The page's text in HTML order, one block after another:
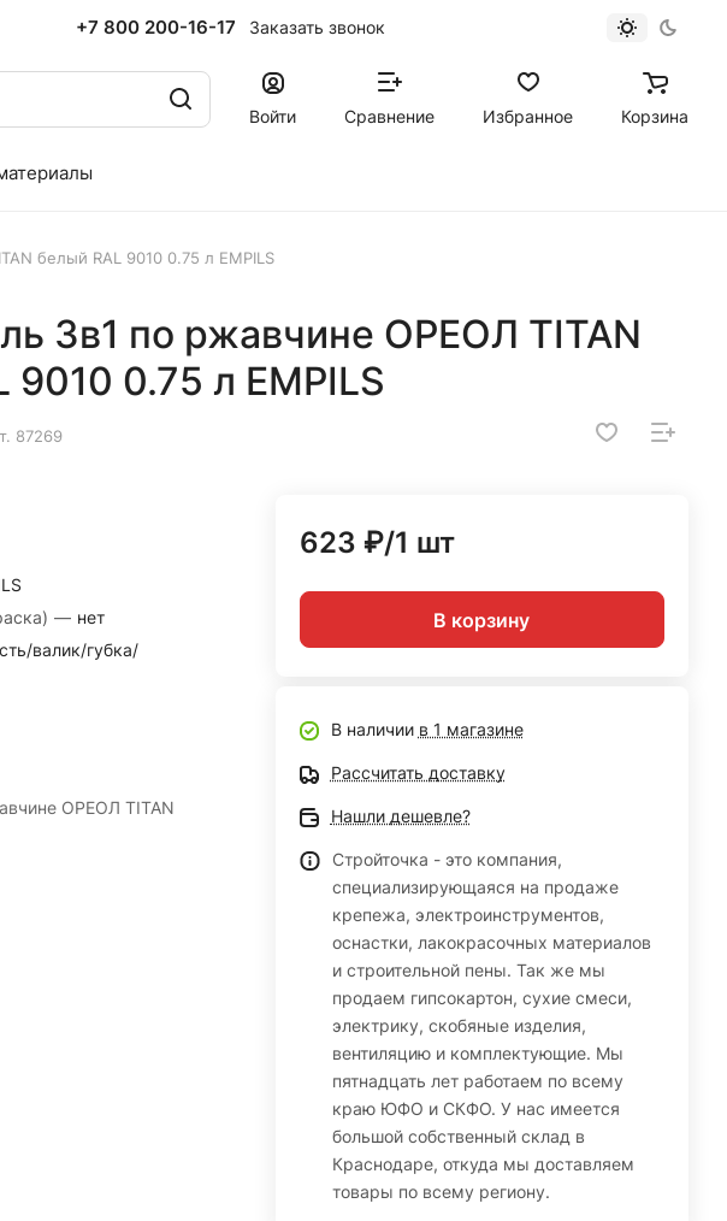
+7 800 200-16-17 Заказать звонок
Войти Сравнение Избранное Корзина
белый RAL 9010 0.75 л EMPILS
3в1 по ржавчине ОРЕОЛ TITAN
9010 0.75 л EMPILS
87269
— нет
валик/губка/
ОРЕОЛ TITAN
623 ₽/1 шт
В корзину
В наличии в 1 магазине
Рассчитать доставку
Нашли дешевле?
Стройточка - это компания,
специализирующаяся на продаже
крепежа, электроинструментов,
оснастки, лакокрасочных материалов
и строительной пены. Так же мы
продаем гипсокартон, сухие смеси,
электрику, скобяные изделия,
вентиляцию и комплектующие. Мы
пятнадцать лет работаем по всему
краю ЮФО и СКФО. У нас имеется
большой собственный склад в
Краснодаре, откуда мы доставляем
товары по всему региону.